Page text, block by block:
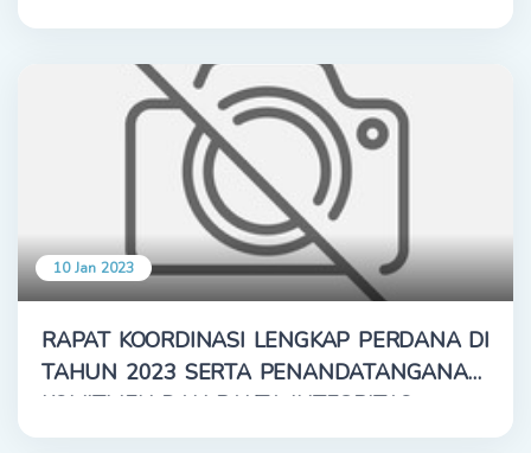
10 Jan 2023
RAPAT KOORDINASI LENGKAP PERDANA DI
TAHUN 2023 SERTA PENANDATANGANAN
KOMITMEN DAN PAKTA INTEGRITAS